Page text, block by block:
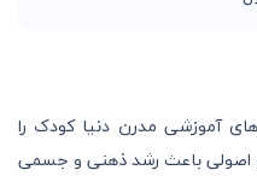
آموزشی مدرن دنیا کودک را
اصولی باعث رشد ذهنی و جسمی